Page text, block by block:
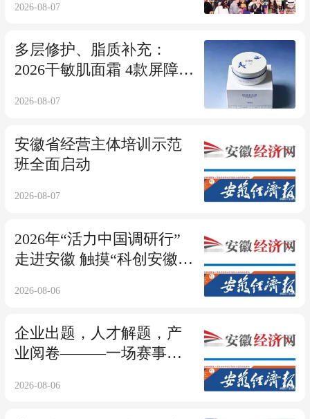
2026-08-07
多层修护、脂质补充：
2026干敏肌面霜 4款屏障修
2026-08-07
安徽省经营主体培训示范
班全面启动
2026-08-07
2026年“活力中国调研行”
走进安徽 触摸“科创安徽”
2026-08-06
企业出题，人才解题，产
业阅卷———一场赛事解
2026-08-06